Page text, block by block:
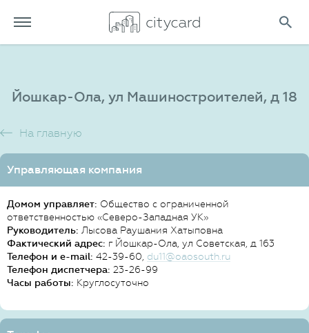
Йошкар-Ола, ул Машиностроителей, д 18
На главную
Управляющая компания
Домом управляет: Общество с ограниченной
ответственностью «Северо-Западная УК»
Руководитель: Лысова Раушания Хатыповна
Фактический адрес: г Йошкар-Ола, ул Советская, д 163
Телефон и e-mail: 42-39-60, du11@oaosouth.ru
Телефон диспетчера: 23-26-99
Часы работы: Круглосуточно